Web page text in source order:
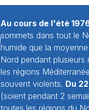
Au cours de l'été
sommets dans tout le
humide que la
Nord pendant
les régions
souvent violents. Du
(soient pendant 2
toutes les régions du